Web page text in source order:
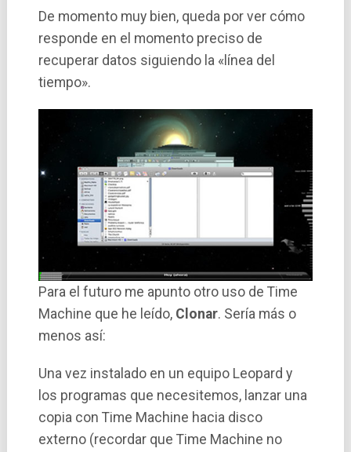
De momento muy bien, queda por ver cómo
responde en el momento preciso de
recuperar datos siguiendo la «lí­nea del
tiempo».
Para el futuro me apunto otro uso de Time
Machine que he leí­do, Clonar. Serí­a más o
menos así­:
Una vez instalado en un equipo Leopard y
los programas que necesitemos, lanzar una
copia con Time Machine hacia disco
externo (recordar que Time Machine no